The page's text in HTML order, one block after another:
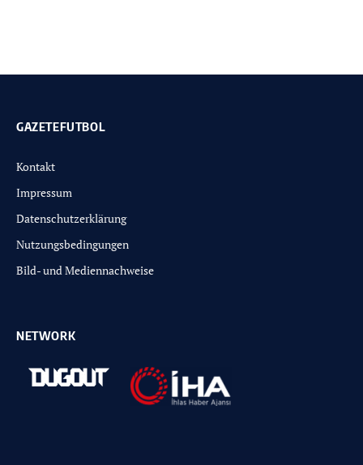
GAZETEFUTBOL
Kontakt
Impressum
Datenschutzerklärung
Nutzungsbedingungen
Bild- und Mediennachweise
NETWORK